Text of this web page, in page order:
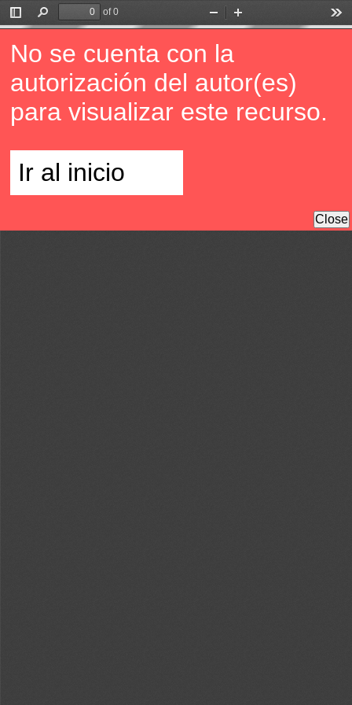
Toggle
Sidebar
Find
of 0
Zoom
Out
In
No se cuenta con la
autorización del autor(es)
para visualizar este recurso.
Ir al inicio
Close